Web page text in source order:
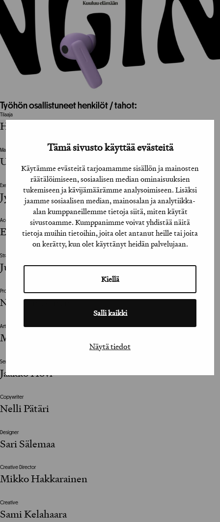
Tämä sivusto käyttää evästeitä
Käytämme evästeitä tarjoamamme sisällön ja mainosten
räätälöimiseen, sosiaalisen median ominaisuuksien
tukemiseen ja kävijämäärämme analysoimiseen. Lisäksi
jaamme sosiaalisen median, mainosalan ja analytiikka-
alan kumppaneillemme tietoja siitä, miten käytät
sivustoamme. Kumppanimme voivat yhdistää näitä
tietoja muihin tietoihin, joita olet antanut heille tai joita
on kerätty, kun olet käyttänyt heidän palvelujaan.
Kiellä
Salli kaikki
Näytä tiedot
Työhön osallistuneet henkilöt / tahot:
Tilaaja
Helsingin Sanomat
Mainostoimisto
United Imaginations
Executive Creative Director
Jyrki Poutanen
Account Director
Ella Komulainen
Strategi / Strategist
Julius Kontiola
Projektijohtaja / Project Manager
Nea Rumpunen
Art Director
Matti Virtanen
Senior Creative
Jaakko Hovi
Copywriter
Nelli Pätäri
Designer
Sari Sälemaa
Creative Director
Mikko Hakkarainen
Creative
Sami Kelahaara